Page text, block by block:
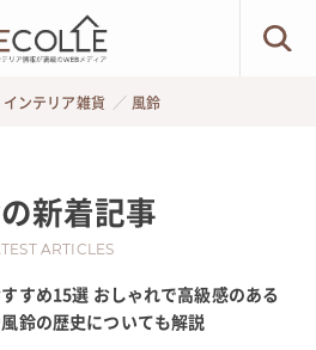
インテリア雑貨 風鈴
の新着記事
ARTICLES
すめ15選 おしゃれで高級感のある
鈴の歴史についても解説